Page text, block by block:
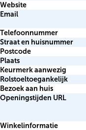
Website
Email
Telefoonnummer
Straat en huisnummer
Postcode
Plaats
Keurmerk aanwezig
Rolstoeltoegankelijk
Bezoek aan huis
Openingstijden URL
Winkelinformatie